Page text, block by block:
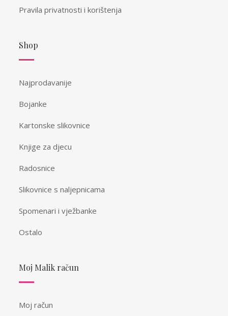
Pravila privatnosti i korištenja
Shop
Najprodavanije
Bojanke
Kartonske slikovnice
Knjige za djecu
Radosnice
Slikovnice s naljepnicama
Spomenari i vježbanke
Ostalo
Moj Malik račun
Moj račun